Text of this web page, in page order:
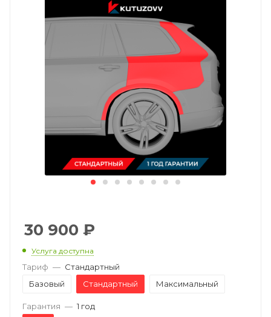
30 900 ₽
Услуга доступна
Тариф — Стандартный
Базовый
Стандартный Максимальный
Гарантия — 1 год